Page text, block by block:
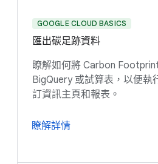
GOOGLE CLOUD BASICS
匯出碳足跡資料
瞭解如何將 Carbon
BigQuery 或試算表，以便執
訂資訊主頁和報表。
瞭解詳情